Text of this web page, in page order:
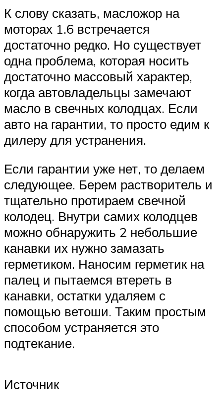
К слову сказать, масложор на
моторах 1.6 встречается
достаточно редко. Но существует
одна проблема, которая носить
достаточно массовый характер,
когда автовладельцы замечают
масло в свечных колодцах. Если
авто на гарантии, то просто едим к
дилеру для устранения.
Если гарантии уже нет, то делаем
следующее. Берем растворитель и
тщательно протираем свечной
колодец. Внутри самих колодцев
можно обнаружить 2 небольшие
канавки их нужно замазать
герметиком. Наносим герметик на
палец и пытаемся втереть в
канавки, остатки удаляем с
помощью ветоши. Таким простым
способом устраняется это
подтекание.
Источник